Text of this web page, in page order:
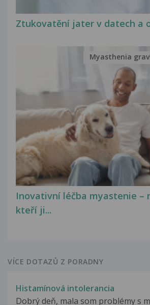
Ztukovatění jater v datech a
Inovativní léčba myastenie –
kteří ji...
Myasthenia
VÍCE DOTAZŮ Z PORADNY
Histamínová intolerancia
Dobrý deň, mala som problémy s